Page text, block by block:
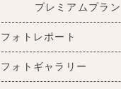
プレミアムプラン
フォトレポート
フォトギャラリー